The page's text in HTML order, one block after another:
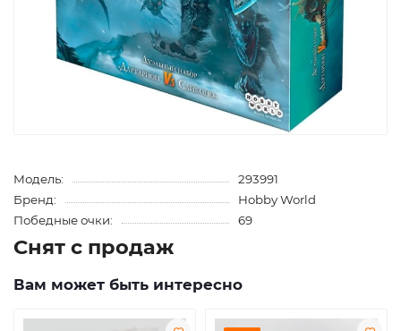
Модель:
293991
Бренд:
Hobby World
Победные очки:
69
Снят с продаж
Вам может быть интересно